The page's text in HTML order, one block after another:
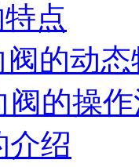
点
阀的动
阀的操
介绍